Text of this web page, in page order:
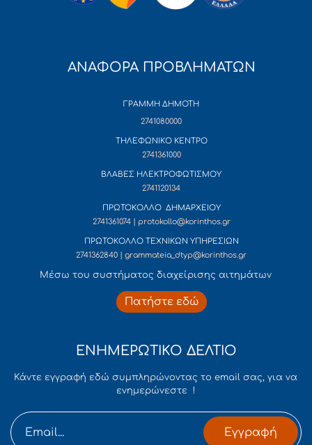
ΑΝΑΦΟΡΑ ΠΡΟΒΛΗΜΑΤΩΝ
ΓΡΑΜΜΗ ΔΗΜΟΤΗ
2741080000
ΤΗΛΕΦΩΝΙΚΟ ΚΕΝΤΡΟ
2741361000
ΒΛΑΒΕΣ ΗΛΕΚΤΡΟΦΩΤΙΣΜΟΥ
2741120134
ΠΡΩΤΟΚΟΛΛΟ ΔΗΜΑΡΧΕΙΟΥ
2741361074 | protokollo@korinthos.gr
ΠΡΩΤΟΚΟΛΛΟ ΤΕΧΝΙΚΩΝ ΥΠΗΡΕΣΙΩΝ
2741362840 | grammateia_dtyp@korinthos.gr
Mέσω του συστήματος διαχείρισης αιτημάτων
Πατήστε εδώ
ΕΝΗΜΕΡΩΤΙΚΟ ΔΕΛΤΙΟ
Κάντε εγγραφή εδώ συμπληρώνοντας το email σας, για να
ενημερώνεστε !
Εγγραφή